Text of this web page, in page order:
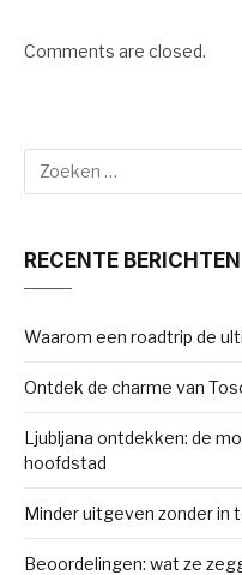
Comments are closed.
RECENTE BERICHTEN
Waarom een roadtrip de
Ontdek de charme van
Ljubljana ontdekken: de
hoofdstad
Minder uitgeven zonder in
Beoordelingen: wat ze